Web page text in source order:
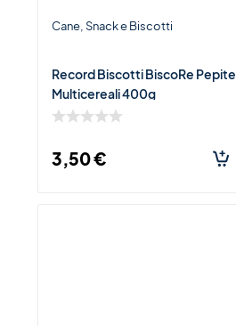
Cane Snack e Biscotti
Record Biscotti BiscoRe Pepite
Multicereali 400g
3,50€